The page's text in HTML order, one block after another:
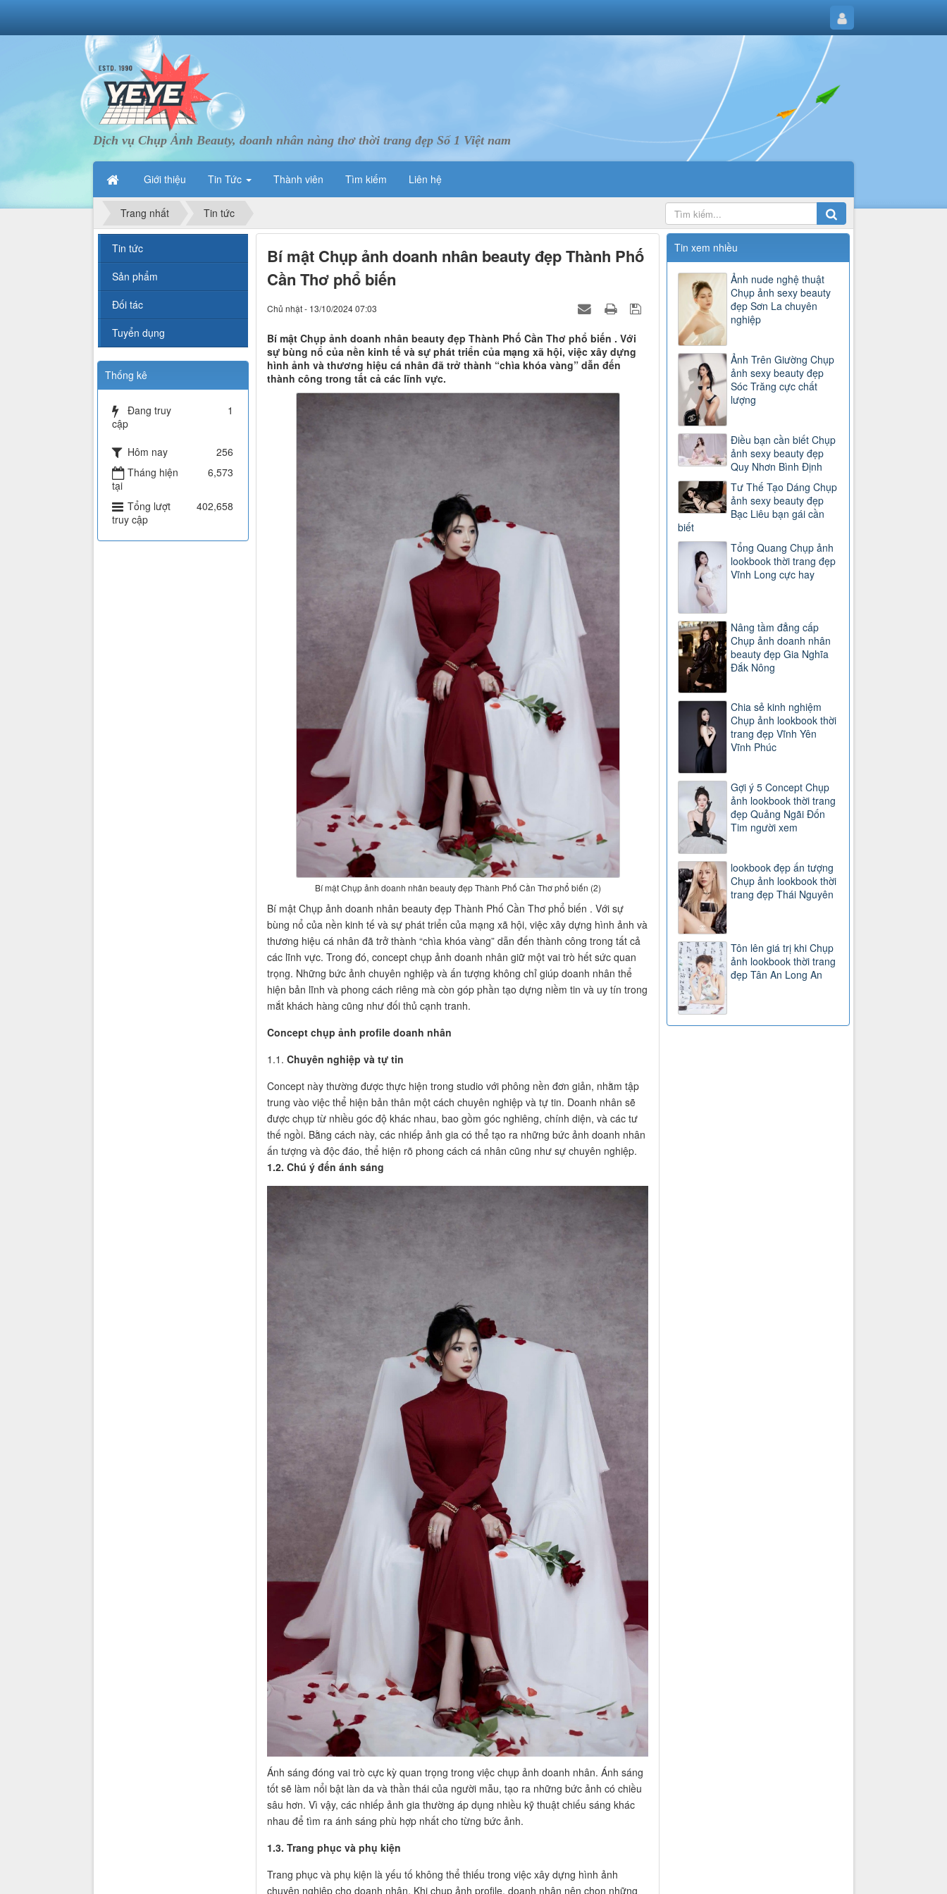
Dịch vụ Chụp Ảnh Beauty, doanh nhân nàng thơ thời trang đẹp Số 1 Việt nam
Giới thiệu Tin Tức Thành viên Tìm kiếm Liên hệ
Trang nhất Tin tức
Bí mật Chụp ảnh doanh nhân beauty đẹp Thành Phố
Cần Thơ phổ biến
Chủ nhật - 13/10/2024 07:03
Bí mật Chụp ảnh doanh nhân beauty đẹp Thành Phố Cần Thơ phổ biến . Với
sự bùng nổ của nền kinh tế và sự phát triển của mạng xã hội, việc xây dựng
hình ảnh và thương hiệu cá nhân đã trở thành “chìa khóa vàng” dẫn đến
thành công trong tất cả các lĩnh vực.
Bí mật Chụp ảnh doanh nhân beauty đẹp Thành Phố Cần Thơ phổ biến (2)
Bí mật Chụp ảnh doanh nhân beauty đẹp Thành Phố Cần Thơ phổ biến . Với sự
bùng nổ của nền kinh tế và sự phát triển của mạng xã hội, việc xây dựng hình ảnh và
thương hiệu cá nhân đã trở thành “chìa khóa vàng” dẫn đến thành công trong tất cả
các lĩnh vực. Trong đó, concept chụp ảnh doanh nhân giữ một vai trò hết sức quan
trọng. Những bức ảnh chuyên nghiệp và ấn tượng không chỉ giúp doanh nhân thể
hiện bản lĩnh và phong cách riêng mà còn góp phần tạo dựng niềm tin và uy tín trong
mắt khách hàng cũng như đối thủ cạnh tranh.
Concept chụp ảnh profile doanh nhân
1.1. Chuyên nghiệp và tự tin
Concept này thường được thực hiện trong studio với phông nền đơn giản, nhằm tập
trung vào việc thể hiện bản thân một cách chuyên nghiệp và tự tin. Doanh nhân sẽ
được chụp từ nhiều góc độ khác nhau, bao gồm góc nghiêng, chính diện, và các tư
thế ngồi. Bằng cách này, các nhiếp ảnh gia có thể tạo ra những bức ảnh doanh nhân
ấn tượng và độc đáo, thể hiện rõ phong cách cá nhân cũng như sự chuyên nghiệp.
1.2. Chú ý đến ánh sáng
Ánh sáng đóng vai trò cực kỳ quan trọng trong việc chụp ảnh doanh nhân. Ánh sáng
tốt sẽ làm nổi bật làn da và thần thái của người mẫu, tạo ra những bức ảnh có chiều
sâu hơn. Vì vậy, các nhiếp ảnh gia thường áp dụng nhiều kỹ thuật chiếu sáng khác
nhau để tìm ra ánh sáng phù hợp nhất cho từng bức ảnh.
1.3. Trang phục và phụ kiện
Trang phục và phụ kiện là yếu tố không thể thiếu trong việc xây dựng hình ảnh
chuyên nghiệp cho doanh nhân. Khi chụp ảnh profile, doanh nhân nên chọn những
Tin xem nhiều
Ảnh nude nghệ thuật
Chụp ảnh sexy beauty
đẹp Sơn La chuyên
nghiệp
Ảnh Trên Giường Chụp
ảnh sexy beauty đẹp
Sóc Trăng cực chất
lượng
Điều bạn cần biết Chụp
ảnh sexy beauty đẹp
Quy Nhơn Bình Định
Tư Thế Tạo Dáng Chụp
ảnh sexy beauty đẹp
Bạc Liêu bạn gái cần
biết
Tổng Quang Chụp ảnh
lookbook thời trang đẹp
Vĩnh Long cực hay
Nâng tầm đẳng cấp
Chụp ảnh doanh nhân
beauty đẹp Gia Nghĩa
Đắk Nông
Chia sẻ kinh nghiệm
Chụp ảnh lookbook thời
trang đẹp Vĩnh Yên
Vĩnh Phúc
Gợi ý 5 Concept Chụp
ảnh lookbook thời trang
đẹp Quảng Ngãi Đốn
Tim người xem
lookbook đẹp ấn tượng
Chụp ảnh lookbook thời
trang đẹp Thái Nguyên
Tôn lên giá trị khi Chụp
ảnh lookbook thời trang
đẹp Tân An Long An
Tin tức
Sản phẩm
Đối tác
Tuyển dụng
Thống kê
Đang truy
cập
1
Hôm nay
256
Tháng hiện
tại
6,573
Tổng lượt
truy cập
402,658